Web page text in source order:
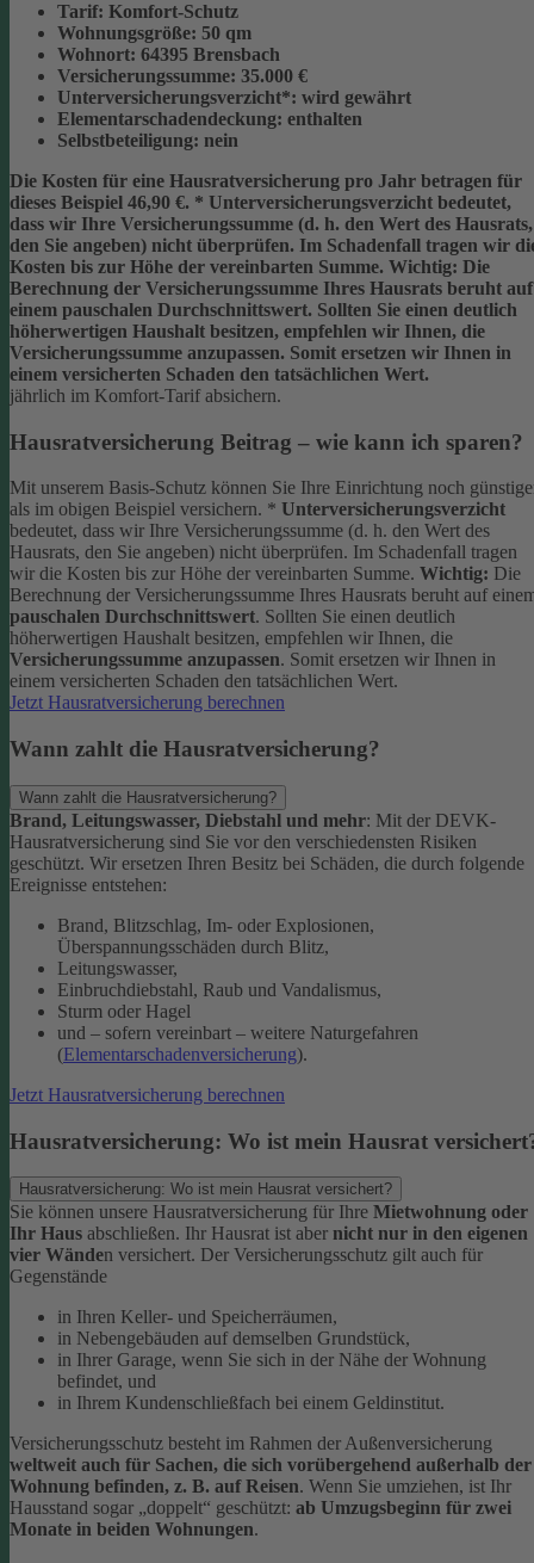
Tarif: Komfort-Schutz
Wohnungsgröße: 50 qm
Wohnort: 64395 Brensbach
Versicherungssumme: 35.000 €
Unterversicherungsverzicht*: wird gewährt
Elementarschadendeckung: enthalten
Selbstbeteiligung: nein
Die Kosten für eine Hausratversicherung pro Jahr betragen für
dieses Beispiel 46,90 €. * Unterversicherungsverzicht bedeutet,
dass wir Ihre Versicherungssumme (d. h. den Wert des Hausrats,
den Sie angeben) nicht überprüfen. Im Schadenfall tragen wir
Kosten bis zur Höhe der vereinbarten Summe. Wichtig: Die
Berechnung der Versicherungssumme Ihres Hausrats beruht auf
einem pauschalen Durchschnittswert. Sollten Sie einen deutlich
höherwertigen Haushalt besitzen, empfehlen wir Ihnen, die
Versicherungssumme anzupassen. Somit ersetzen wir Ihnen in
einem versicherten Schaden den tatsächlichen Wert.
jährlich im Komfort-Tarif absichern.
Hausratversicherung Beitrag – wie kann ich sparen?
Mit unserem Basis-Schutz können Sie Ihre Einrichtung noch
als im obigen Beispiel versichern. * Unterversicherungsverzicht
bedeutet, dass wir Ihre Versicherungssumme (d. h. den Wert des
Hausrats, den Sie angeben) nicht überprüfen. Im Schadenfall tragen
wir die Kosten bis zur Höhe der vereinbarten Summe. Wichtig: Die
Berechnung der Versicherungssumme Ihres Hausrats beruht auf
pauschalen Durchschnittswert. Sollten Sie einen deutlich
höherwertigen Haushalt besitzen, empfehlen wir Ihnen, die
Versicherungssumme anzupassen. Somit ersetzen wir Ihnen in
einem versicherten Schaden den tatsächlichen Wert.
Jetzt Hausratversicherung berechnen
Wann zahlt die Hausratversicherung?
Wann zahlt die Hausratversicherung?
Brand, Leitungswasser, Diebstahl und mehr: Mit der DEVK-
Hausratversicherung sind Sie vor den verschiedensten Risiken
geschützt. Wir ersetzen Ihren Besitz bei Schäden, die durch folgende
Ereignisse entstehen:
Brand, Blitzschlag, Im- oder Explosionen,
Überspannungsschäden durch Blitz,
Leitungswasser,
Einbruchdiebstahl, Raub und Vandalismus,
Sturm oder Hagel
und – sofern vereinbart – weitere Naturgefahren
(Elementarschadenversicherung).
Jetzt Hausratversicherung berechnen
Hausratversicherung: Wo ist mein Hausrat
Hausratversicherung: Wo ist mein Hausrat versichert?
Sie können unsere Hausratversicherung für Ihre Mietwohnung oder
Ihr Haus abschließen. Ihr Hausrat ist aber nicht nur in den eigenen
vier Wänden versichert. Der Versicherungsschutz gilt auch für
Gegenstände
in Ihren Keller- und Speicherräumen,
in Nebengebäuden auf demselben Grundstück,
in Ihrer Garage, wenn Sie sich in der Nähe der Wohnung
befindet, und
in Ihrem Kundenschließfach bei einem Geldinstitut.
Versicherungsschutz besteht im Rahmen der Außenversicherung
weltweit auch für Sachen, die sich vorübergehend außerhalb der
Wohnung befinden, z. B. auf Reisen. Wenn Sie umziehen, ist Ihr
Hausstand sogar „doppelt“ geschützt: ab Umzugsbeginn für zwei
Monate in beiden Wohnungen.